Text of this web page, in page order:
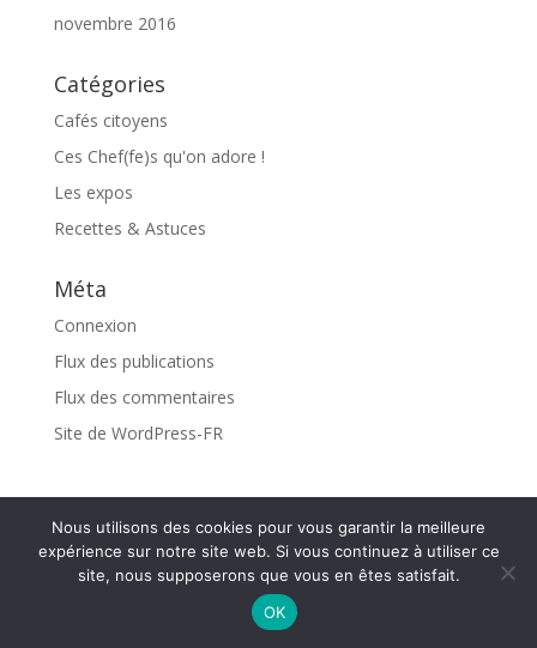
novembre 2016
Catégories
Cafés citoyens
Ces Chef(fe)s qu'on adore !
Les expos
Recettes & Astuces
Méta
Connexion
Flux des publications
Flux des commentaires
Site de WordPress-FR
Design Editions Publicavox avec Elegant Themes |
Propulsé par WordPress
Nous utilisons des cookies pour vous garantir la meilleure
expérience sur notre site web. Si vous continuez à utiliser ce
site, nous supposerons que vous en êtes satisfait.
OK